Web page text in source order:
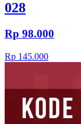
028
Rp 98.000
Rp 145.000